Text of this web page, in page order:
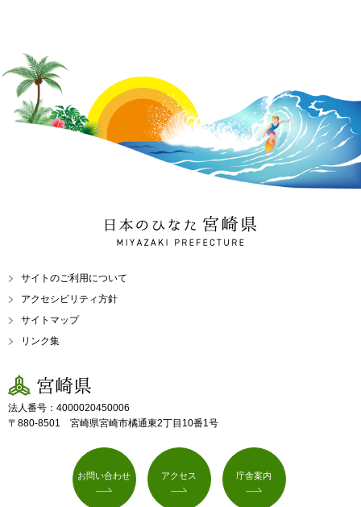
日本のひなた 宮崎県
MIYAZAKI PREFECTURE
サイトのご利用について
アクセシビリティ方針
サイトマップ
リンク集
宮崎県
法人番号：4000020450006
〒880-8501 宮崎県宮崎市橘通東2丁目10番1号
お問い合わせ アクセス 庁舎案内